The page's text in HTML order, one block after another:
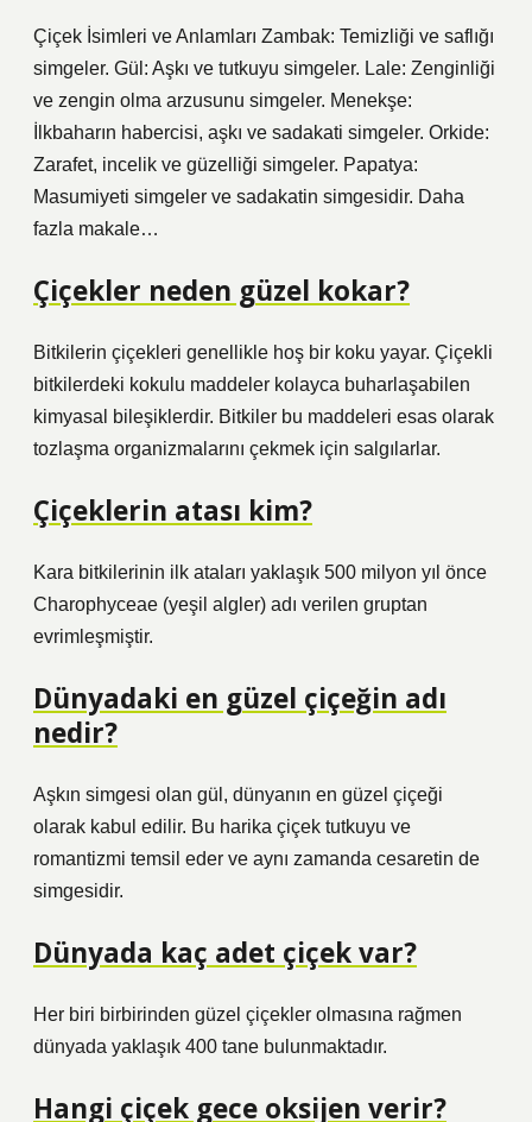
Çiçek İsimleri ve Anlamları Zambak: Temizliği ve saflığı
simgeler. Gül: Aşkı ve tutkuyu simgeler. Lale: Zenginliği
ve zengin olma arzusunu simgeler. Menekşe:
İlkbaharın habercisi, aşkı ve sadakati simgeler. Orkide:
Zarafet, incelik ve güzelliği simgeler. Papatya:
Masumiyeti simgeler ve sadakatin simgesidir. Daha
fazla makale…
Çiçekler neden güzel kokar?
Bitkilerin çiçekleri genellikle hoş bir koku yayar. Çiçekli
bitkilerdeki kokulu maddeler kolayca buharlaşabilen
kimyasal bileşiklerdir. Bitkiler bu maddeleri esas olarak
tozlaşma organizmalarını çekmek için salgılarlar.
Çiçeklerin atası kim?
Kara bitkilerinin ilk ataları yaklaşık 500 milyon yıl önce
Charophyceae (yeşil algler) adı verilen gruptan
evrimleşmiştir.
Dünyadaki en güzel çiçeğin adı
nedir?
Aşkın simgesi olan gül, dünyanın en güzel çiçeği
olarak kabul edilir. Bu harika çiçek tutkuyu ve
romantizmi temsil eder ve aynı zamanda cesaretin de
simgesidir.
Dünyada kaç adet çiçek var?
Her biri birbirinden güzel çiçekler olmasına rağmen
dünyada yaklaşık 400 tane bulunmaktadır.
Hangi çiçek gece oksijen verir?